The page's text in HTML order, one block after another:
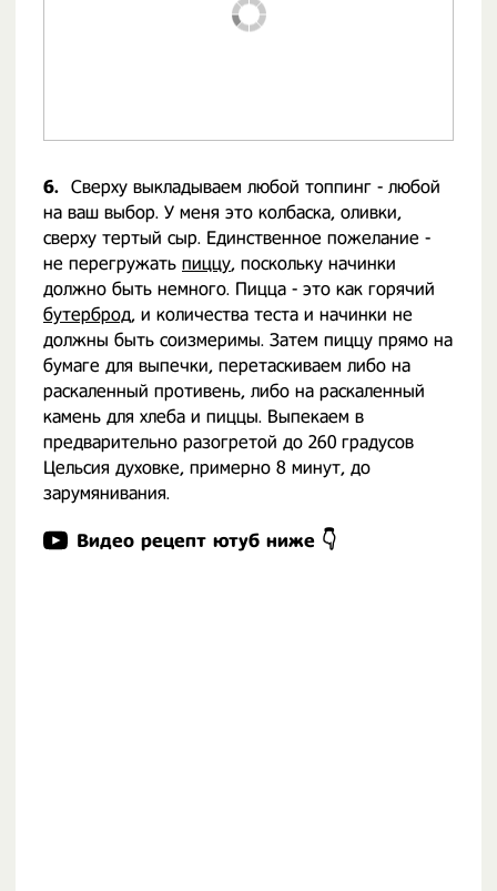
6. Сверху выкладываем любой топпинг - любой
на ваш выбор. У меня это колбаска, оливки,
сверху тертый сыр. Единственное пожелание -
не перегружать пиццу, поскольку начинки
должно быть немного. Пицца - это как горячий
бутерброд, и количества теста и начинки не
должны быть соизмеримы. Затем пиццу прямо на
бумаге для выпечки, перетаскиваем либо на
раскаленный противень, либо на раскаленный
камень для хлеба и пиццы. Выпекаем в
предварительно разогретой до 260 градусов
Цельсия духовке, примерно 8 минут, до
зарумянивания.
Видео рецепт ютуб ниже 👇